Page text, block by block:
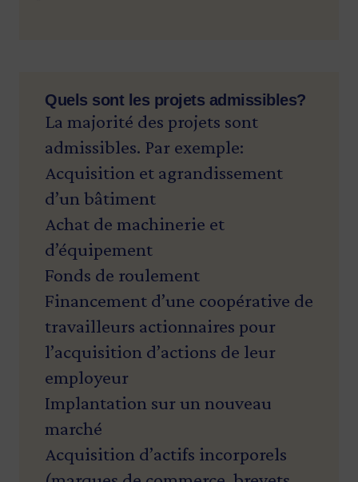
Quels sont les projets admissibles?
La majorité des projets sont
admissibles. Par exemple:
Acquisition et agrandissement
d’un bâtiment
Achat de machinerie et
d’équipement
Fonds de roulement
Financement d’une coopérative de
travailleurs actionnaires pour
l’acquisition d’actions de leur
employeur
Implantation sur un nouveau
marché
Acquisition d’actifs incorporels